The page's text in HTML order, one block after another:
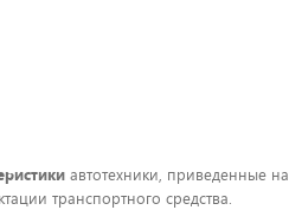
автотехники, приведенные
транспортного средства.